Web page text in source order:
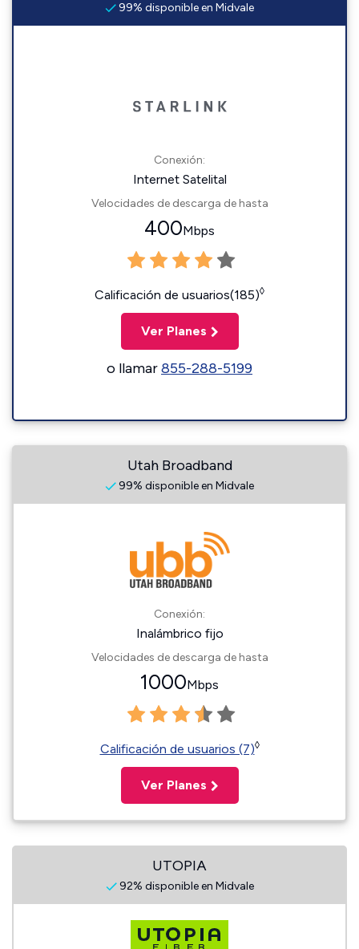
99% disponible en Midvale
Conexión:
Internet Satelital
Velocidades de descarga de hasta
400Mbps
Calificación de usuarios(185)◊
Ver Planes
o llamar855-288-5199
Utah Broadband
99% disponible en Midvale
Conexión:
Inalámbrico fijo
Velocidades de descarga de hasta
1000Mbps
Calificación de usuarios (7)◊
Ver Planes
UTOPIA
92% disponible en Midvale